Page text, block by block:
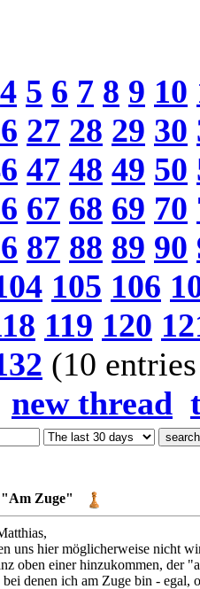
4 5 6 7 8 9 10
27 28 29 30
47 48 49 50
67 68 69 70
87 88 89 90
105 106
119 120
(10
new thread
"Am Zuge"
uns hier möglicherweise nicht
oben einer hinzukommen, der
bei denen ich am Zuge bin - egal,